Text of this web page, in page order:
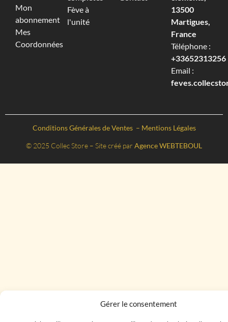
Gérer le consentement
Mon
abonnement
Mes
Coordonnées
Fève à
l'unité
13500
Martigues,
France
Téléphone :
+33652313256‬
Email :
Conditions Générales de Ventes – Mentions Légales
© 2025 Collec Store – Site créé par Agence WEBTEBOUL